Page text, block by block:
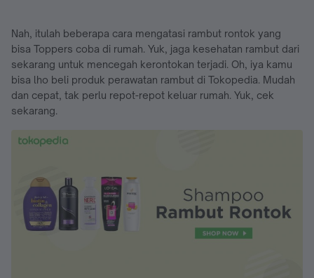
Nah, itulah beberapa cara mengatasi rambut rontok yang
bisa Toppers coba di rumah. Yuk, jaga kesehatan rambut dari
sekarang untuk mencegah kerontokan terjadi. Oh, iya kamu
bisa lho beli produk perawatan rambut di Tokopedia. Mudah
dan cepat, tak perlu repot-repot keluar rumah. Yuk, cek
sekarang.